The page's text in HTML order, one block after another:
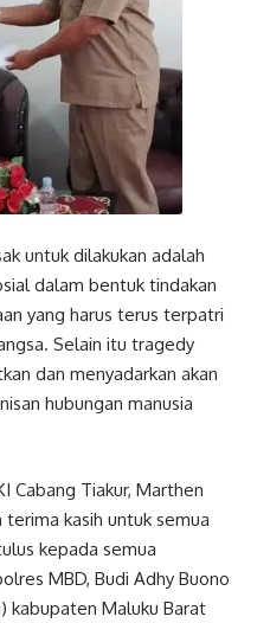
untuk dilakukan adalah
dalam bentuk tindakan
yang harus terus terpatri
Selain itu tragedy
dan menyadarkan akan
hubungan manusia
Cabang Tiakur, Marthen
kasih untuk semua
kepada semua
MBD, Budi Adhy Buono
kabupaten Maluku Barat